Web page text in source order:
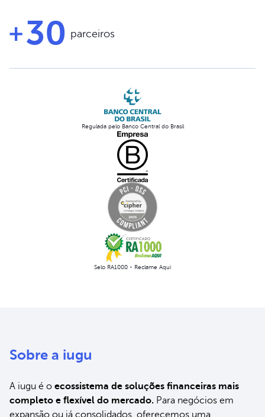
30 parceiros
Regulada pelo Banco Central do Brasil
Selo RA1000 - Reclame Aqui
Sobre a iugu
A iugu é o ecossistema de soluções financeiras mais
completo e flexível do mercado. Para negócios em
expansão ou já consolidados, oferecemos uma